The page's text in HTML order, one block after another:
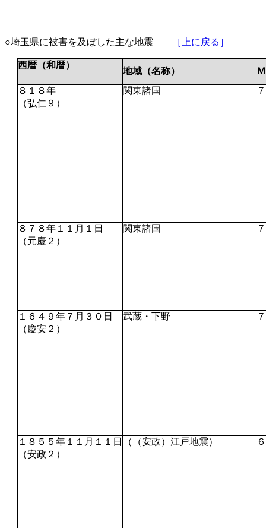
○埼玉県に被害を及ぼした主な地震 ［上に戻る］
西暦（和暦）
地域（名称）
Ｍ
８１８年
（弘仁９）
関東諸国
８７８年１１月１日
（元慶２）
関東諸国
１６４９年７月３０日
（慶安２）
武蔵・下野
１８５５年１１月１１日
（安政２）
（（安政）江戸地震）